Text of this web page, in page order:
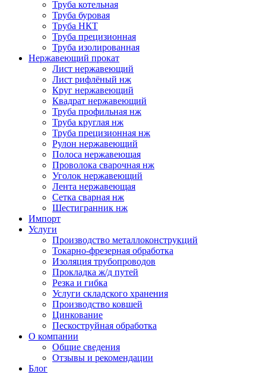
Труба котельная
Труба буровая
Труба НКТ
Труба прецизионная
Труба изолированная
Нержавеющий прокат
Лист нержавеющий
Лист рифлёный нж
Круг нержавеющий
Квадрат нержавеющий
Труба профильная нж
Труба круглая нж
Труба прецизионная нж
Рулон нержавеющий
Полоса нержавеющая
Проволока сварочная нж
Уголок нержавеющий
Лента нержавеющая
Сетка сварная нж
Шестигранник нж
Импорт
Услуги
Производство металлоконструкций
Токарно-фрезерная обработка
Изоляция трубопроводов
Прокладка ж/д путей
Резка и гибка
Услуги складского хранения
Производство ковшей
Цинкование
Пескоструйная обработка
О компании
Общие сведения
Отзывы и рекомендации
Блог